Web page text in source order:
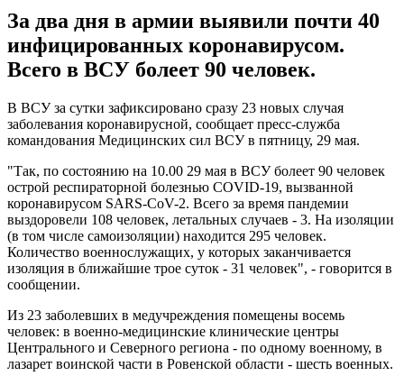
За два дня в армии выявили почти 40
инфицированных коронавирусом.
Всего в ВСУ болеет 90 человек.
В ВСУ за сутки зафиксировано сразу 23 новых случая
заболевания коронавирусной, сообщает пресс-служба
командования Медицинских сил ВСУ в пятницу, 29 мая.
"Так, по состоянию на 10.00 29 мая в ВСУ болеет 90 человек
острой респираторной болезнью COVID-19, вызванной
коронавирусом SARS-CoV-2. Всего за время пандемии
выздоровели 108 человек, летальных случаев - 3. На изоляции
(в том числе самоизоляции) находится 295 человек.
Количество военнослужащих, у которых заканчивается
изоляция в ближайшие трое суток - 31 человек", - говорится в
сообщении.
Из 23 заболевших в медучреждения помещены восемь
человек: в военно-медицинские клинические центры
Центрального и Северного региона - по одному военному, в
лазарет воинской части в Ровенской области - шесть военных.